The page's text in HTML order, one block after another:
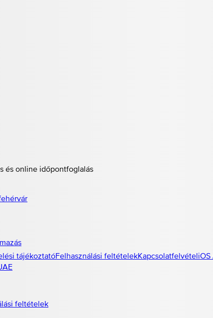
és online időpontfoglalás
tájékoztatóFelhasználási feltételekKapcsolatfelvételiOS
feltételek